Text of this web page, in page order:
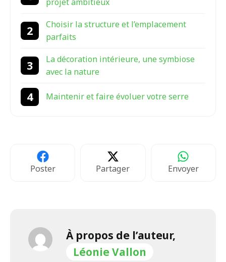
Choisir la structure et l’emplacement
parfaits
La décoration intérieure, une symbiose
avec la nature
Maintenir et faire évoluer votre serre
Poster Partager Envoyer
À propos de l’auteur,
Léonie Vallon